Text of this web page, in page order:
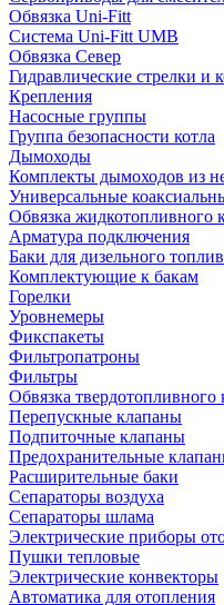
Обвязка Uni-Fitt
Система Uni-Fitt UMB
Обвязка Север
Гидравлические стрелки и
Крепления
Насосные группы
Группа безопасности котла
Дымоходы
Комплекты дымоходов из
Универсальные
Обвязка жидкотопливного
Арматура подключения
Баки для дизельного
Комплектующие к бакам
Горелки
Уровнемеры
Фикспакеты
Фильтропатроны
Фильтры
Обвязка твердотопливного
Перепускные клапаны
Подпиточные клапаны
Предохранительные
Расширительные баки
Сепараторы воздуха
Сепараторы шлама
Электрические приборы
Пушки тепловые
Электрические конвекторы
Автоматика для отопления